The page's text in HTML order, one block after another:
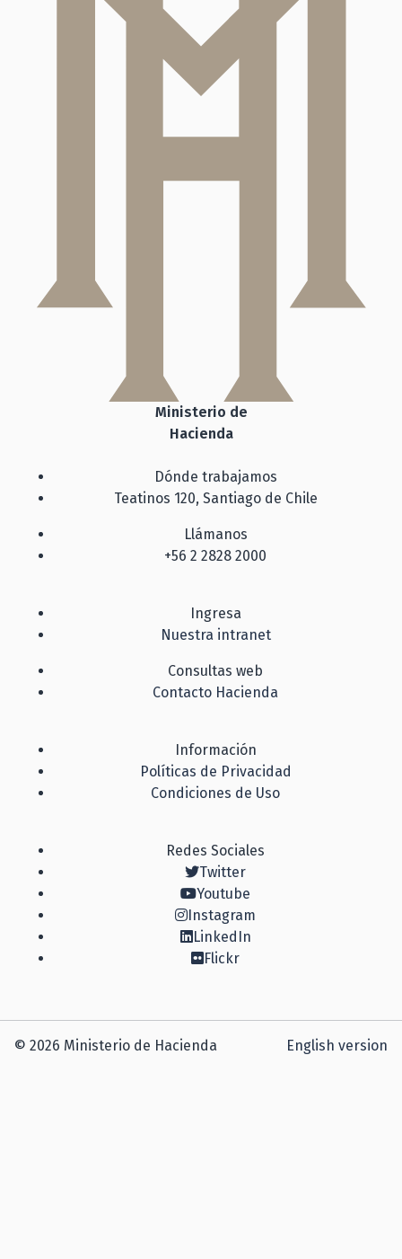
Ministerio de
Hacienda
Dónde trabajamos
Teatinos 120, Santiago de Chile
Llámanos
+56 2 2828 2000
Ingresa
Nuestra intranet
Consultas web
Contacto Hacienda
Información
Políticas de Privacidad
Condiciones de Uso
Redes Sociales
Twitter
Youtube
Instagram
LinkedIn
Flickr
© 2026 Ministerio de Hacienda English version